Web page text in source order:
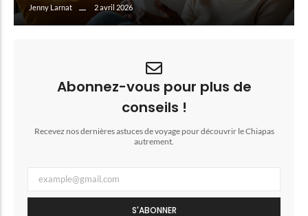
Jenny Larnat 2 avril 2026
Abonnez-vous pour plus de
conseils !
Recevez nos dernières astuces de voyage pour découvrir le Chiapas
autrement.
S'ABONNER